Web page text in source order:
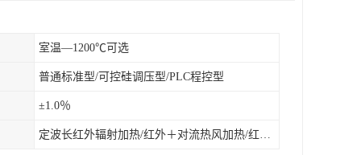
室温—1200℃可选
普通标准型/可控硅调压型/PLC程控型
±1.0％
定波长红外辐射加热/红外＋对流热风加热/红外辐射热风加热